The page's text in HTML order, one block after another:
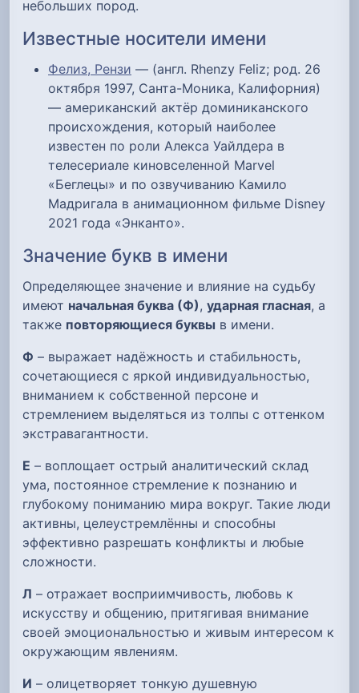
небольших пород.
Известные носители имени
Фелиз, Рензи — (англ. Rhenzy Feliz; род. 26
октября 1997, Санта-Моника, Калифорния)
— американский актёр доминиканского
происхождения, который наиболее
известен по роли Алекса Уайлдера в
телесериале киновселенной Marvel
«Беглецы» и по озвучиванию Камило
Мадригала в анимационном фильме Disney
2021 года «Энканто».
Значение букв в имени
Определяющее значение и влияние на судьбу
имеют начальная буква (Ф), ударная гласная, а
также повторяющиеся буквы в имени.
Ф – выражает надёжность и стабильность,
сочетающиеся с яркой индивидуальностью,
вниманием к собственной персоне и
стремлением выделяться из толпы с оттенком
экстравагантности.
Е – воплощает острый аналитический склад
ума, постоянное стремление к познанию и
глубокому пониманию мира вокруг. Такие люди
активны, целеустремлённы и способны
эффективно разрешать конфликты и любые
сложности.
Л – отражает восприимчивость, любовь к
искусству и общению, притягивая внимание
своей эмоциональностью и живым интересом к
окружающим явлениям.
И – олицетворяет тонкую душевную